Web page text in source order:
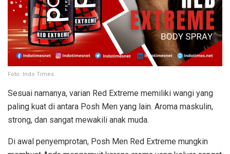
Foto: Indo Times
Sesuai namanya, varian Red Extreme memiliki wangi yang
paling kuat di antara Posh Men yang lain. Aroma maskulin,
strong, dan sangat mewakili anak muda.
Di awal penyemprotan, Posh Men Red Extreme mungkin